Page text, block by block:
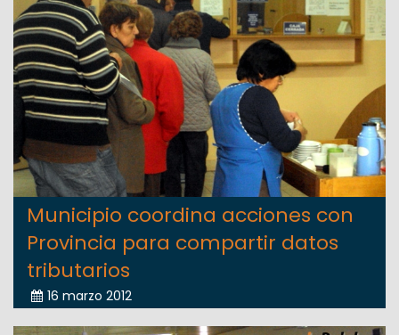
Municipio coordina acciones con
Provincia para compartir datos
tributarios
16 marzo 2012